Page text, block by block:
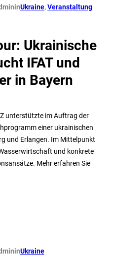
inUkraine, Veranstaltung
Ukrainische
IFAT und
in Bayern
unterstützte im Auftrag der
einer ukrainischen
und Erlangen. Im Mittelpunkt
und konkrete
Mehr erfahren Sie
inUkraine